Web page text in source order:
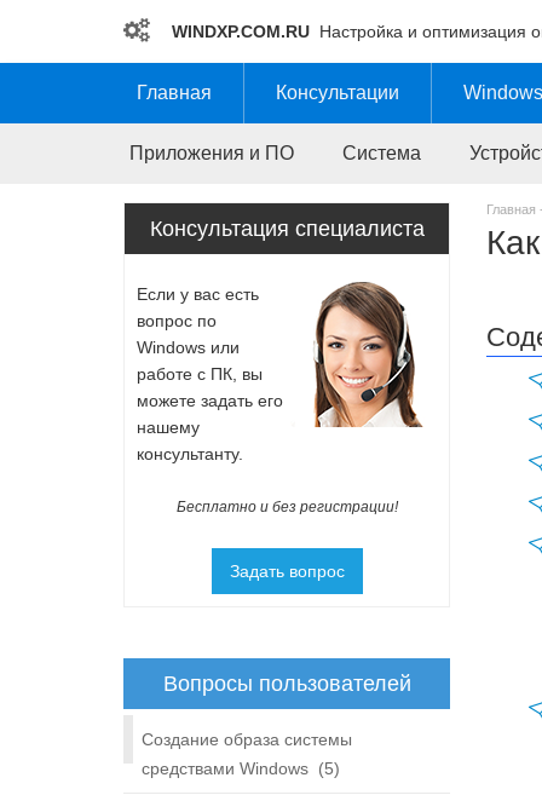
WINDXP.COM.RU Настройка и оптимизация
Главная Консультации
Приложения и ПО Система
Главная
Консультация специалиста
Если у вас есть
вопрос по
Windows или
работе с ПК, вы
можете задать его
нашему
консультанту.
Бесплатно и без регистрации!
Задать вопрос
Вопросы пользователей
Создание образа системы
средствами Windows (5)